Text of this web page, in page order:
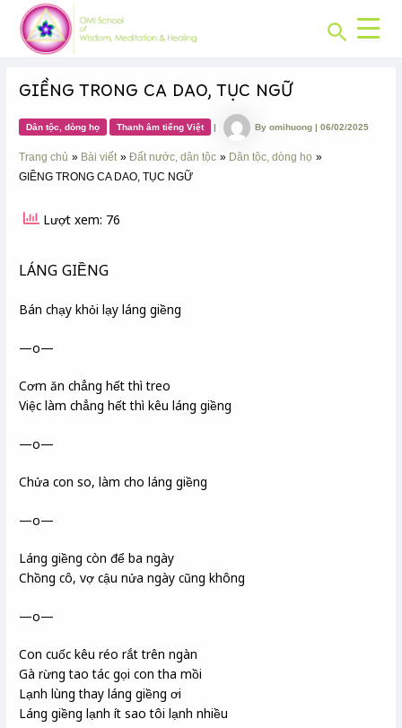
content
Search
GIỀNG TRONG CA DAO, TỤC NGỮ
Dân tộc, dòng họ Thanh âm tiếng Việt | Byomihuong|06/02/2025
Trang chủ Bài viết Đất nước, dân tộc
Dân tộc, dòng họ
GIỀNG TRONG CA DAO, TỤC NGỮ
Lượt xem: 76
LÁNG GIỀNG
Bán chạy khỏi lạy láng giềng
—o—
Cơm ăn chẳng hết thì treo
Việc làm chẳng hết thì kêu láng giềng
—o—
Chửa con so, làm cho láng giềng
—o—
Láng giềng còn để ba ngày
Chồng cô, vợ cậu nửa ngày cũng không
—o—
Con cuốc kêu réo rắt trên ngàn
Gà rừng tao tác gọi con tha mồi
Lạnh lùng thay láng giềng ơi
Láng giềng lạnh ít sao tôi lạnh nhiều
Post
navigation
CHUYÊN
MỤC: